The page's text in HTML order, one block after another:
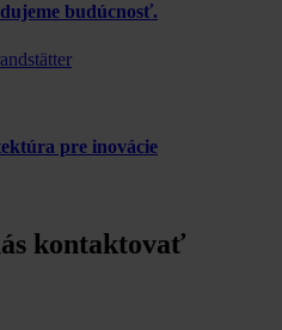
budúcnosť.
pre inovácie
kontaktovať